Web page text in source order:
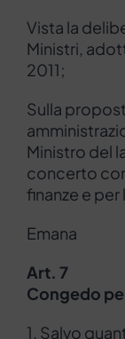
Vista la
Ministri,
2011;
Sulla
Ministro del
concerto
finanze e
Emana
Art. 7
Congedo
1. Salvo